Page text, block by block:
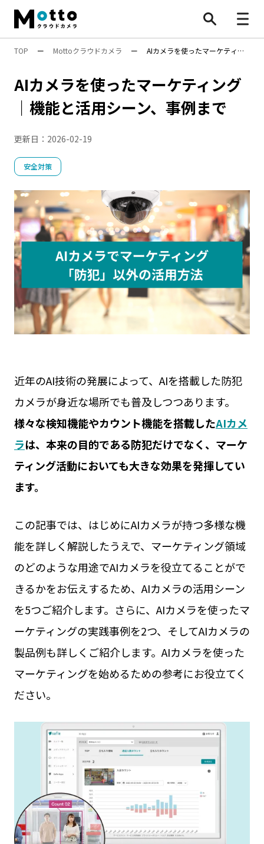
ナンバープレート認識
BONX
水中ポンプ死活監視App
安全管理
万引き対策
防犯カメラ
機能・性能
設置・工事
施工管理 点呼
8掛け社会
顧客分析
人手不足対策
Safieの機能
Safie One
店舗運営
AIカメラ
ウェアラブルカメラ
屋外カメラ
現場カメラ
遠隔臨場
Safie GOシリーズ
展示会
Safie Entrance2
サービスサイト
お役立ち資料
お問い合わせ
すべて
防犯カメラ
業務効率化
AI活用
遠隔〇〇
特集
TOP ー Mottoクラウドカメラ ー AIカメラを使ったマーケティン
AIカメラを使ったマーケティング
｜機能と活用シーン、事例まで
安全対策
更新日： 2026-02-19
近年のAI技術の発展によって、AIを搭載した防犯
カメラが身近な場所でも普及しつつあります。
様々な検知機能やカウント機能を搭載したAIカメ
ラは、本来の目的である防犯だけでなく、マーケ
ティング活動においても大きな効果を発揮してい
ます。
この記事では、はじめにAIカメラが持つ多様な機
能を詳しく解説したうえで、マーケティング領域
のどのような用途でAIカメラを役立てることがで
きるかをお伝えするため、AIカメラの活用シーン
を5つご紹介します。さらに、AIカメラを使ったマ
ーケティングの実践事例を2つ、そしてAIカメラの
製品例も詳しくご紹介します。AIカメラを使った
マーケティングを始めるための参考にお役立てく
ださい。